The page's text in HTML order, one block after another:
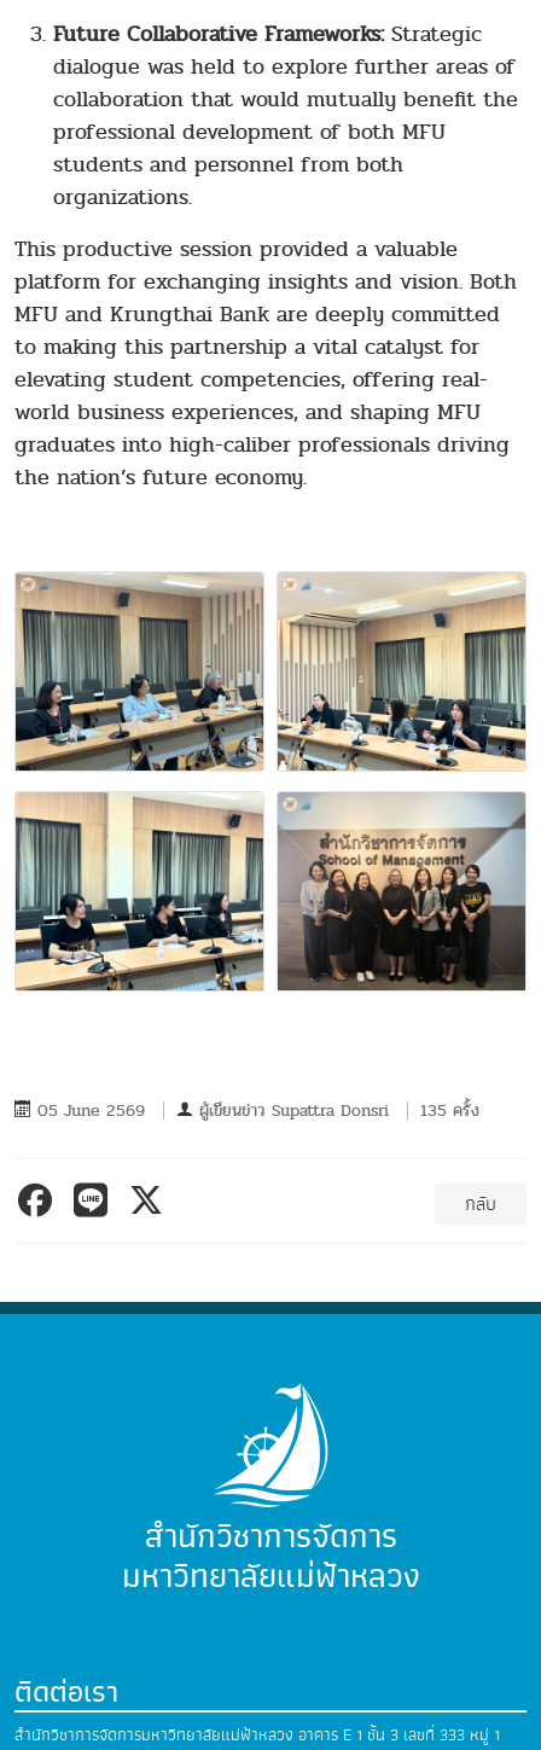
Future Collaborative Frameworks:Strategic
dialogue was held to explore further areas of
collaboration that would mutually benefit the
professional development of both MFU
students and personnel from both
organizations.
This productive session provided a valuable
platform for exchanging insights and vision. Both
MFU and Krungthai Bank are deeply committed
to making this partnership a vital catalyst for
elevating student competencies, offering real-
world business experiences, and shaping MFU
graduates into high-caliber professionals driving
the nation’s future economy.
05 June 2569 ผู้เขียนข่าว Supattra Donsri 135 ครั้ง
กลับ
สำนักวิชาการจัดการ
มหาวิทยาลัยแม่ฟ้าหลวง
ติดต่อเรา
สำนักวิชาการจัดการมหาวิทยาลัยแม่ฟ้าหลวง อาคาร E 1 ชั้น 3 เลขที่ 333 หมู่ 1